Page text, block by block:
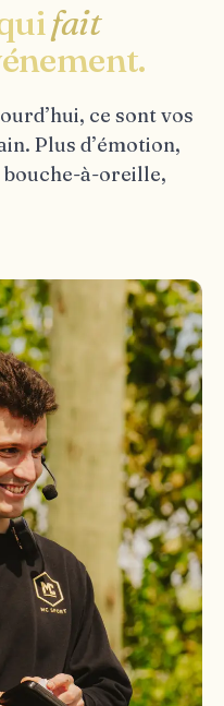
fait
ce sont vos
Plus d’émotion,
bouche-à-oreille,